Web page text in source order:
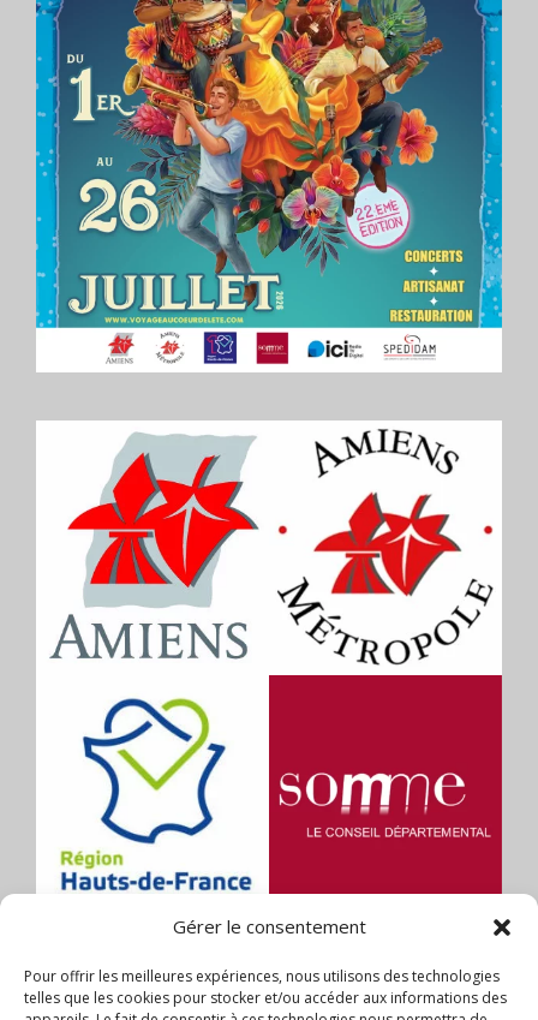
Gérer le consentement
Pour offrir les meilleures expériences, nous utilisons des technologies
telles que les cookies pour stocker et/ou accéder aux informations des